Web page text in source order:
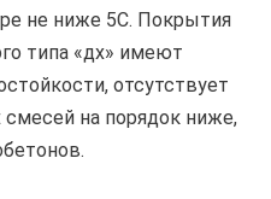
не ниже 5С. Покрытия
типа «дх» имеют
отсутствует
смесей на порядок ниже,